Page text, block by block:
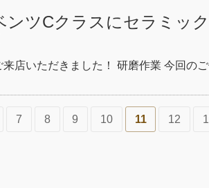
ンツCクラスにセラミッ
店いただきました！ 研磨作業 今回の
7 8 9 10 11 12